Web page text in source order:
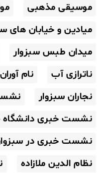
موسیقی مذهبی
میادین و خیابان های
میدان طبس سبزوار
ناترازی آب
نام
نجاران سبزوار
نشست خبری دانشگاه
نشست خبری در
نظام الدین ملازاده